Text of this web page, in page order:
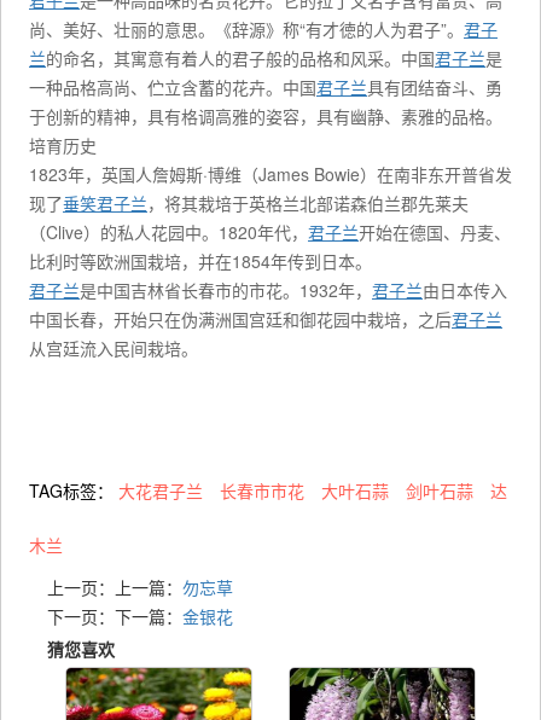
尚、美好、壮丽的意思。《辞源》称“有才徳的人为君子”。 君子
兰的命名，其寓意有着人的君子般的品格和风采。中国君子兰是
一种品格高尚、伫立含蓄的花卉。中国君子兰具有团结奋斗、勇
于创新的精神，具有格调高雅的姿容，具有幽静、素雅的品格。
培育历史
1823年，英国人詹姆斯·博维（James Bowie）在南非东开普省发
现了垂笑君子兰，将其栽培于英格兰北部诺森伯兰郡先莱夫
（Clive）的私人花园中。1820年代， 君子兰开始在德国、丹麦、
比利时等欧洲国栽培，并在1854年传到日本。
君子兰是中国吉林省长春市的市花。1932年， 君子兰由日本传入
中国长春，开始只在伪满洲国宫廷和御花园中栽培，之后君子兰
从宫廷流入民间栽培。
TAG标签： 大花君子兰 长春市市花 大叶石蒜 剑叶石蒜 达
木兰
上一页：上一篇： 勿忘草
下一页：下一篇： 金银花
猜您喜欢